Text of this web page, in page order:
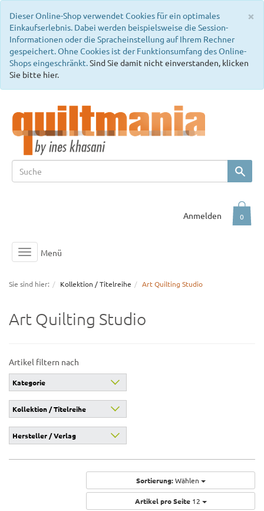
×
Dieser Online-Shop verwendet Cookies für ein optimales
Einkaufserlebnis. Dabei werden beispielsweise die Session-
Informationen oder die Spracheinstellung auf Ihrem Rechner
gespeichert. Ohne Cookies ist der Funktionsumfang des Online-
Shops eingeschränkt.Sind Sie damit nicht einverstanden, klicken
Sie bitte hier.
0
Anmelden
Toggle
navigation
Menü
Sie sind hier: Kollektion / Titelreihe Art Quilting Studio
Art Quilting Studio
Artikel filtern nach
Kategorie
Kollektion / Titelreihe
Hersteller / Verlag
Sortierung: Wählen
Artikel pro Seite 12